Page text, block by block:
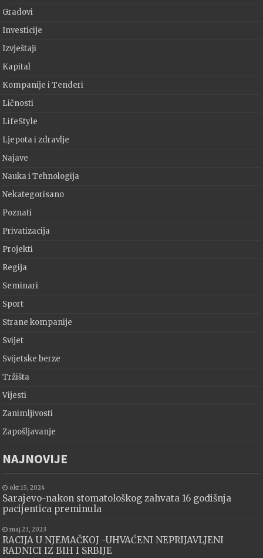
Gradovi
Investicije
Izvještaji
Kapital
Kompanije i Tenderi
Ličnosti
LifeStyle
Ljepota i zdravlje
Najave
Nauka i Tehnologija
Nekategorisano
Poznati
Privatizacija
Projekti
Regija
Seminari
Sport
Strane kompanije
Svijet
Svijetske berze
Tržišta
Vijesti
Zanimljivosti
Zapošljavanje
NAJNOVIJE
okt 15, 2024
Sarajevo-nakon stomatološkog zahvata 16 godišnja
pacijentica preminula
maj 23, 2023
RACIJA U NJEMAČKOJ -UHVAĆENI NEPRIJAVLJENI
RADNICI IZ BIH I SRBIJE